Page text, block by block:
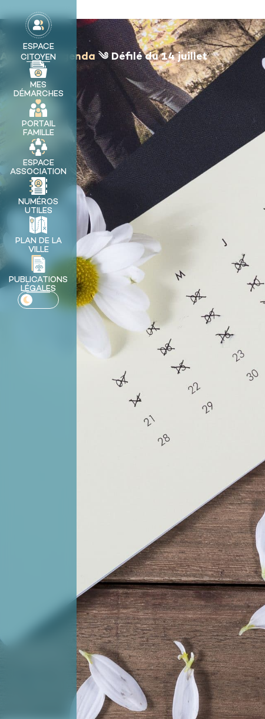
principal
MA VILLE
ESPACE
CITOYEN
MES
DÉMARCHES
PORTAIL
FAMILLE
ESPACE
ASSOCIATION
NUMÉROS
UTILES
PLAN DE LA
VILLE
PUBLICATIONS
LÉGALES
Accueil༄Agenda ༄Défilé du 14 juillet